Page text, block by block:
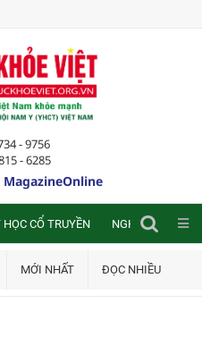
- 9756
- 6285
HỌC CỔ TRUYỀN NGHIÊN CỨU
MỚI NHẤT ĐỌC NHIỀU